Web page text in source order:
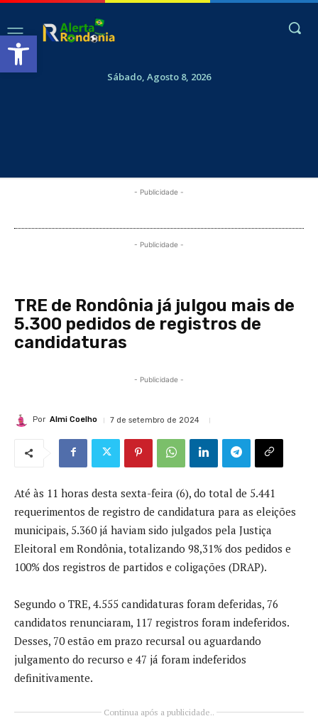
Abrir a barra de ferramentas
Sábado, Agosto 8, 2026
- Publicidade -
- Publicidade -
TRE de Rondônia já julgou mais de
5.300 pedidos de registros de
candidaturas
- Publicidade -
Por Almi Coelho 7 de setembro de 2024
Até às 11 horas desta sexta-feira (6), do total de 5.441
requerimentos de registro de candidatura para as eleições
municipais, 5.360 já haviam sido julgados pela Justiça
Eleitoral em Rondônia, totalizando 98,31% dos pedidos e
100% dos registros de partidos e coligações (DRAP).
Segundo o TRE, 4.555 candidaturas foram deferidas, 76
candidatos renunciaram, 117 registros foram indeferidos.
Desses, 70 estão em prazo recursal ou aguardando
julgamento do recurso e 47 já foram indeferidos
definitivamente.
Continua após a publicidade..